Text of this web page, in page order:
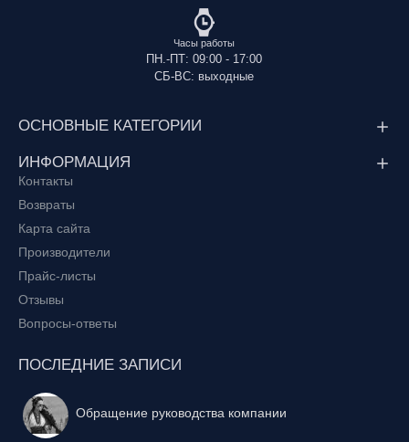
Часы работы
ПН.-ПТ: 09:00 - 17:00
СБ-ВС: выходные
ОСНОВНЫЕ КАТЕГОРИИ
ИНФОРМАЦИЯ
Контакты
Возвраты
Карта сайта
Производители
Прайс-листы
Отзывы
Вопросы-ответы
ПОСЛЕДНИЕ ЗАПИСИ
Обращение руководства компании